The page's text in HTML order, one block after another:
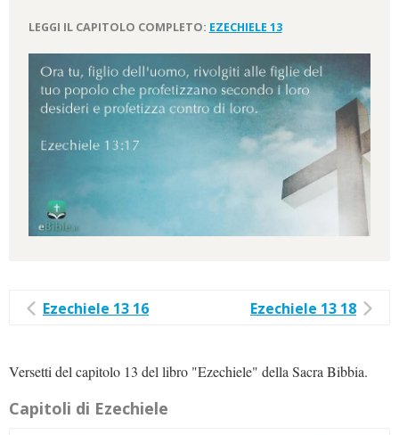
LEGGI IL CAPITOLO COMPLETO: EZECHIELE 13
Ezechiele 13 16 Ezechiele 13 18
Versetti del capitolo 13 del libro "Ezechiele" della Sacra Bibbia.
Capitoli di Ezechiele